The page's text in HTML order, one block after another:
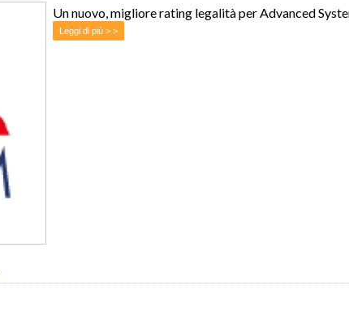
Un nuovo, migliore rating legalità per Advanced
Leggi di più > >